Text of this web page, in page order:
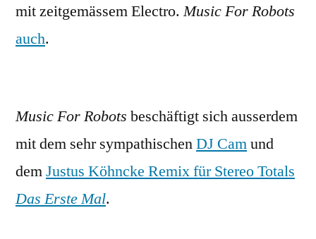
mit zeitgemässem Electro.Music For Robots
auch.
Music For Robots beschäftigt sich ausserdem
mit dem sehr sympathischenDJ Camund
demJustus Köhncke Remix für Stereo Totals
Das Erste Mal.